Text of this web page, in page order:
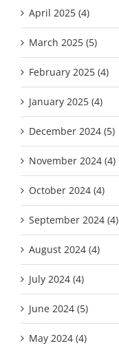
April 2025 (4)
March 2025 (5)
February 2025 (4)
January 2025 (4)
December 2024 (5)
November 2024 (4)
October 2024 (4)
September 2024 (4)
August 2024 (4)
July 2024 (4)
June 2024 (5)
May 2024 (4)